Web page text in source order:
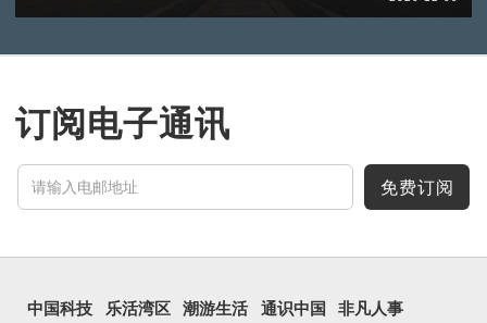
订阅电子通讯
免费订阅
中国科技 乐活湾区 潮游生活 通识中国 非凡人事